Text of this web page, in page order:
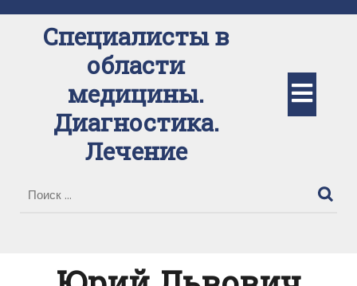
содержимомуСпециалисты в
области
медицины.
Диагностика.
Лечение